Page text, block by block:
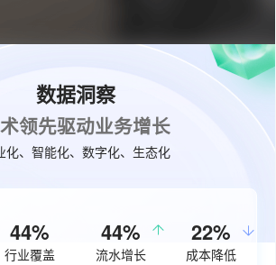
数据洞察
领先驱动业务增长
化、智能化、数字化、生态化
56%
行业覆盖
50%
流水增长
28%
成本降低